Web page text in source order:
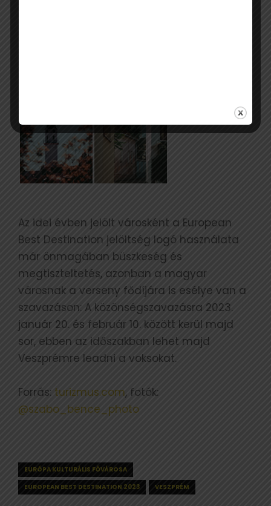
Az idei évben jelölt városként a European
Best Destination jelöltség logó használata
már önmagában büszkeség és
megtiszteltetés, azonban a magyar
városnak a verseny fődíjára is esélye van a
szavazáson: A közönségszavazásra 2023.
január 20. és február 10. között kerül majd
sor, ebben az időszakban lehet majd
Veszprémre leadni a voksokat.
Forrás: turizmus.com, fotók:
@szabo_bence_photo
EURÓPA KULTURÁLIS FŐVÁROSA
EUROPEAN BEST DESTINATION 2023
VESZPRÉM